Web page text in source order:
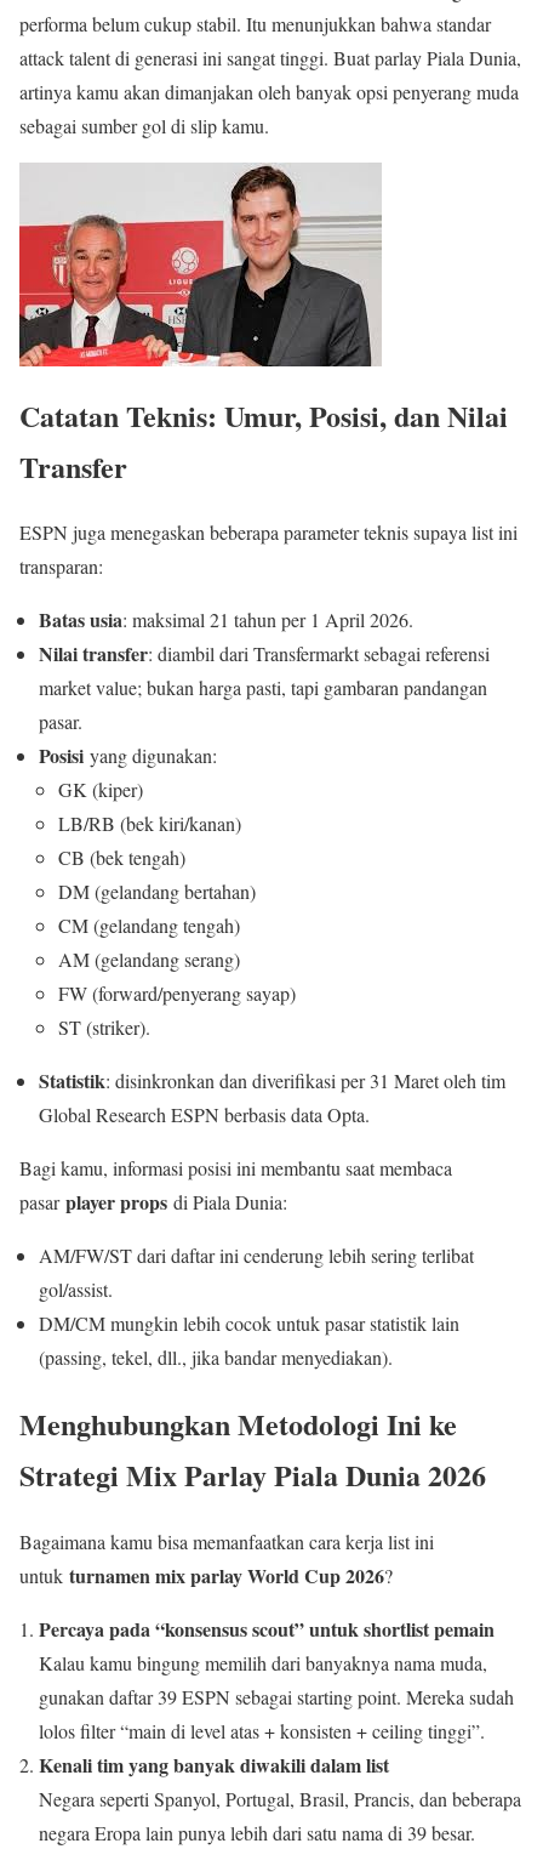
performa belum cukup stabil. Itu menunjukkan bahwa standar
attack talent di generasi ini sangat tinggi. Buat parlay Piala Dunia,
artinya kamu akan dimanjakan oleh banyak opsi penyerang muda
sebagai sumber gol di slip kamu.
Catatan Teknis: Umur, Posisi, dan Nilai
Transfer
ESPN juga menegaskan beberapa parameter teknis supaya list ini
transparan:
Batas usia: maksimal 21 tahun per 1 April 2026.
Nilai transfer: diambil dari Transfermarkt sebagai referensi
market value; bukan harga pasti, tapi gambaran pandangan
pasar.
Posisi yang digunakan:
GK (kiper)
LB/RB (bek kiri/kanan)
CB (bek tengah)
DM (gelandang bertahan)
CM (gelandang tengah)
AM (gelandang serang)
FW (forward/penyerang sayap)
ST (striker).
Statistik: disinkronkan dan diverifikasi per 31 Maret oleh tim
Global Research ESPN berbasis data Opta.
Bagi kamu, informasi posisi ini membantu saat membaca
pasarplayer props di Piala Dunia:
AM/FW/ST dari daftar ini cenderung lebih sering terlibat
gol/assist.
DM/CM mungkin lebih cocok untuk pasar statistik lain
(passing, tekel, dll., jika bandar menyediakan).
Menghubungkan Metodologi Ini ke
Strategi Mix Parlay Piala Dunia 2026
Bagaimana kamu bisa memanfaatkan cara kerja list ini
untuk turnamen mix parlay World Cup 2026?
Percaya pada “konsensus scout” untuk shortlist pemain
Kalau kamu bingung memilih dari banyaknya nama muda,
gunakan daftar 39 ESPN sebagai starting point. Mereka sudah
lolos filter “main di level atas + konsisten + ceiling tinggi”.
Kenali tim yang banyak diwakili dalam list
Negara seperti Spanyol, Portugal, Brasil, Prancis, dan beberapa
negara Eropa lain punya lebih dari satu nama di 39 besar.